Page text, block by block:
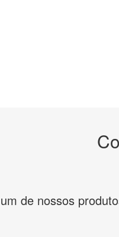
de nossos